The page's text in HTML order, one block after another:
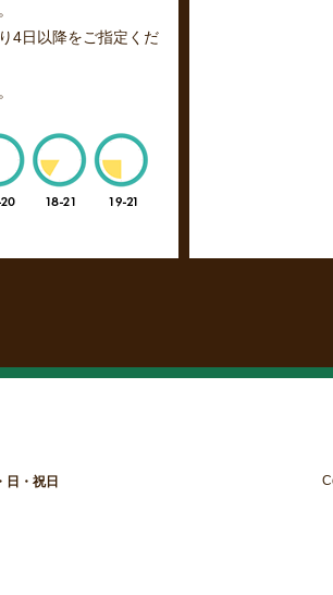
4日以降をご指定くだ
・祝日